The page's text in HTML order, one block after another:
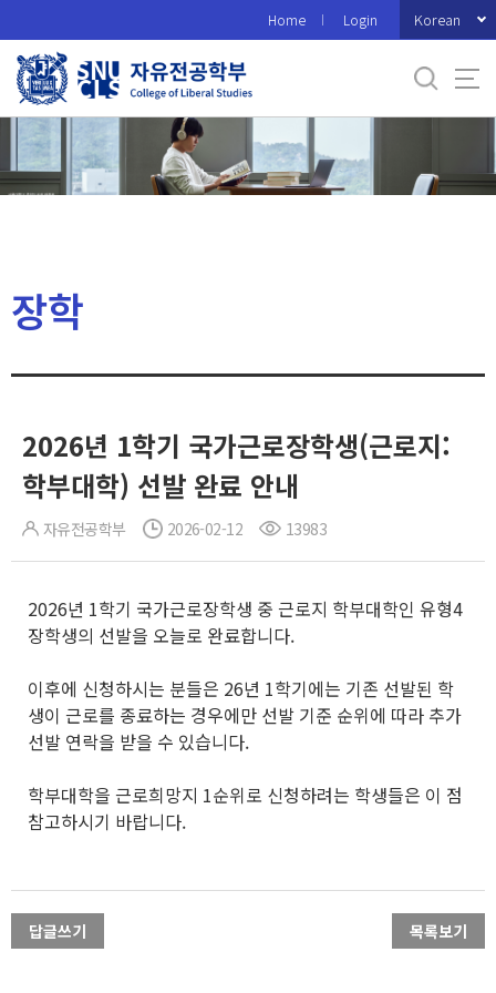
로
메
Home Login Korean
장학
2026년 1학기 국가근로장학생(근로지:
학부대학) 선발 완료 안내
자유전공학부 2026-02-12 13983
2026년 1학기 국가근로장학생 중 근로지 학부대학인 유형4
장학생의 선발을 오늘로 완료합니다.
이후에 신청하시는 분들은 26년 1학기에는 기존 선발된 학
생이 근로를 종료하는 경우에만 선발 기준 순위에 따라 추가
선발 연락을 받을 수 있습니다.
학부대학을 근로희망지 1순위로 신청하려는 학생들은 이 점
참고하시기 바랍니다.
답글쓰기 목록보기